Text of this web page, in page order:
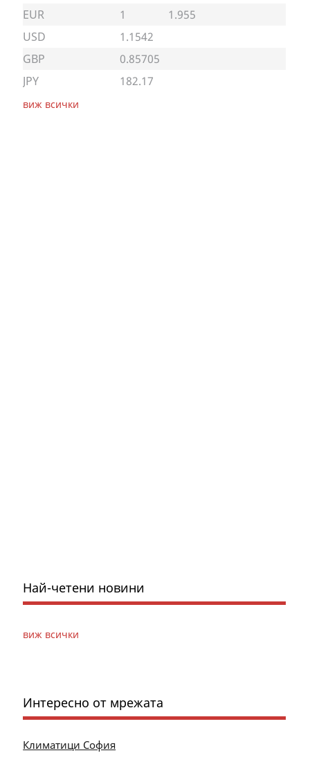
EUR 1
1.955
USD
1.1542
GBP
0.85705
JPY
182.17
виж всички
Най-четени новини
виж всички
Интересно от мрежата
Климатици София